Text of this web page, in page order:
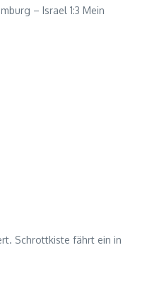
– Israel 1:3 Mein
Schrottkiste fährt ein in